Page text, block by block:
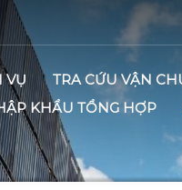
VỤ
TRA CỨU VẬN
KHẨU TỔNG HỢP